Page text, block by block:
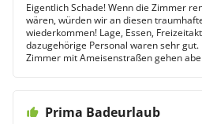
Eigentlich Schade! Wenn die Zimmer
wären, würden wir an diesen
wiederkommen! Lage, Essen,
dazugehörige Personal waren sehr
Zimmer mit Ameisenstraßen gehen
Prima Badeurlaub